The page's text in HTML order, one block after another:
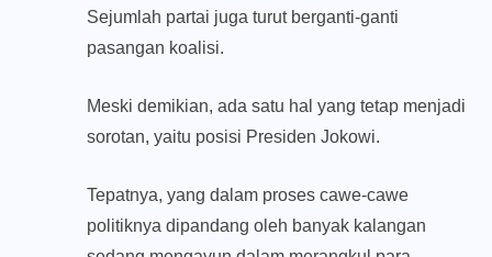
Sejumlah partai juga turut berganti-ganti
pasangan koalisi.
Meski demikian, ada satu hal yang tetap menjadi
sorotan, yaitu posisi Presiden Jokowi.
Tepatnya, yang dalam proses cawe-cawe
politiknya dipandang oleh banyak kalangan